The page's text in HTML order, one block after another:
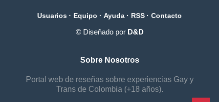
Usuarios · Equipo · Ayuda · RSS · Contacto
© Diseñado por D&D
Sobre Nosotros
Portal web de reseñas sobre experiencias Gay y
Trans de Colombia (+18 años).